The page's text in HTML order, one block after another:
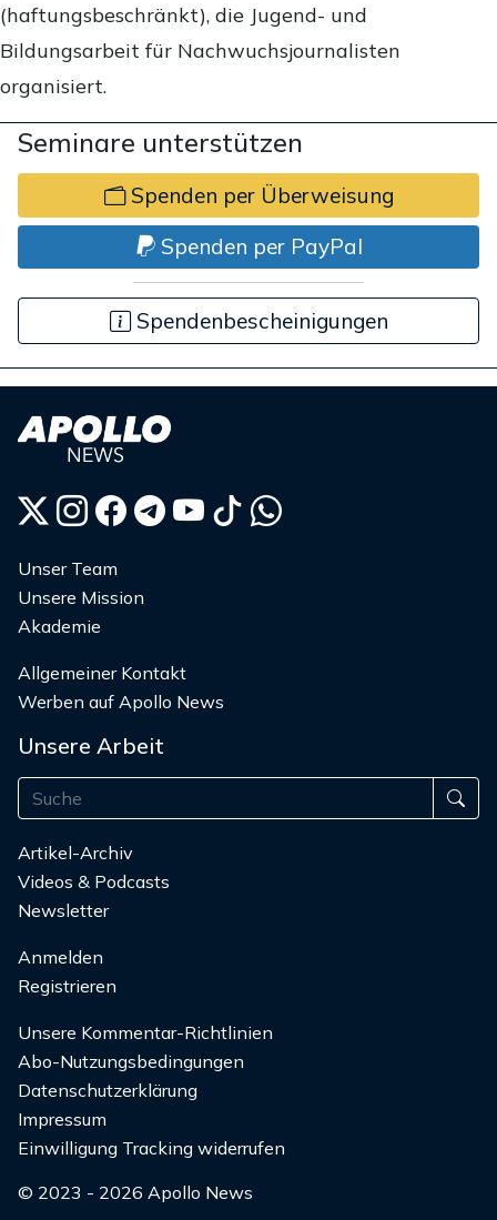
(haftungsbeschränkt), die Jugend- und
Bildungsarbeit für Nachwuchsjournalisten
organisiert.
Seminare unterstützen
Spenden per Überweisung
Spenden per PayPal
Spendenbescheinigungen
Unser Team
Unsere Mission
Akademie
Allgemeiner Kontakt
Werben auf Apollo News
Unsere Arbeit
Artikel-Archiv
Videos & Podcasts
Newsletter
Anmelden
Registrieren
Unsere Kommentar-Richtlinien
Abo-Nutzungsbedingungen
Datenschutzerklärung
Impressum
Einwilligung Tracking widerrufen
© 2023 - 2026 Apollo News